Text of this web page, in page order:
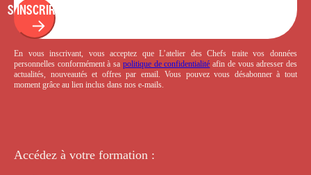
S'INSCRIRE
En vous inscrivant, vous acceptez que L’atelier des Chefs traite vos données
personnelles conformément à sa politique de confidentialité afin de vous adresser des
actualités, nouveautés et offres par email. Vous pouvez vous désabonner à tout
moment grâce au lien inclus dans nos e-mails.
Accédez à votre formation :